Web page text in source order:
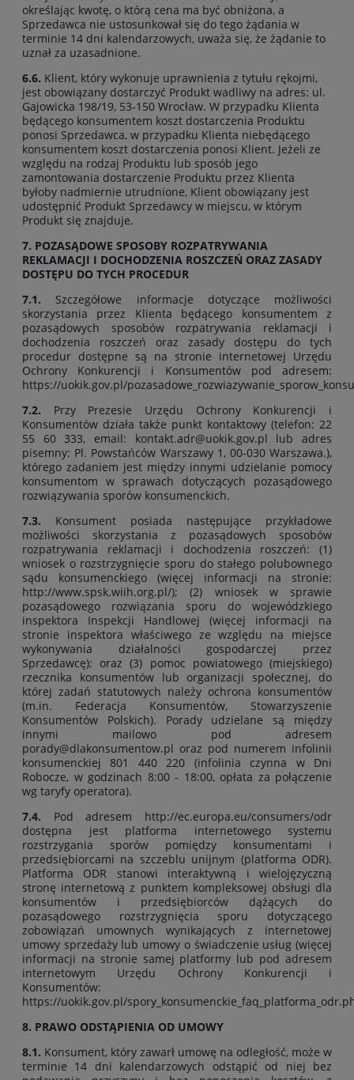
określając kwotę, o którą cena ma być obniżona, a
Sprzedawca nie ustosunkował się do tego żądania w
terminie 14 dni kalendarzowych, uważa się, że żądanie to
uznał za uzasadnione.
6.6. Klient, który wykonuje uprawnienia z tytułu rękojmi,
jest obowiązany dostarczyć Produkt wadliwy na adres: ul.
Gajowicka 198/19, 53-150 Wrocław. W przypadku Klienta
będącego konsumentem koszt dostarczenia Produktu
ponosi Sprzedawca, w przypadku Klienta niebędącego
konsumentem koszt dostarczenia ponosi Klient. Jeżeli ze
względu na rodzaj Produktu lub sposób jego
zamontowania dostarczenie Produktu przez Klienta
byłoby nadmiernie utrudnione, Klient obowiązany jest
udostępnić Produkt Sprzedawcy w miejscu, w którym
Produkt się znajduje.
7. POZASĄDOWE SPOSOBY ROZPATRYWANIA
REKLAMACJI I DOCHODZENIA ROSZCZEŃ ORAZ ZASADY
DOSTĘPU DO TYCH PROCEDUR
7.1. Szczegółowe informacje dotyczące możliwości
skorzystania przez Klienta będącego konsumentem z
pozasądowych sposobów rozpatrywania reklamacji i
dochodzenia roszczeń oraz zasady dostępu do tych
procedur dostępne są na stronie internetowej Urzędu
Ochrony Konkurencji i Konsumentów pod adresem:
https://uokik.gov.pl/
7.2. Przy Prezesie Urzędu Ochrony Konkurencji i
Konsumentów działa także punkt kontaktowy (telefon: 22
55 60 333, email: kontakt.adr@uokik.gov.pl lub adres
pisemny: Pl. Powstańców Warszawy 1, 00-030 Warszawa.),
którego zadaniem jest między innymi udzielanie pomocy
konsumentom w sprawach dotyczących pozasądowego
rozwiązywania sporów konsumenckich.
7.3. Konsument posiada następujące przykładowe
możliwości skorzystania z pozasądowych sposobów
rozpatrywania reklamacji i dochodzenia roszczeń: (1)
wniosek o rozstrzygnięcie sporu do stałego polubownego
sądu konsumenckiego (więcej informacji na stronie:
http://www.spsk.wiih.org.pl/); (2) wniosek w sprawie
pozasądowego rozwiązania sporu do wojewódzkiego
inspektora Inspekcji Handlowej (więcej informacji na
stronie inspektora właściwego ze względu na miejsce
wykonywania działalności gospodarczej przez
Sprzedawcę); oraz (3) pomoc powiatowego (miejskiego)
rzecznika konsumentów lub organizacji społecznej, do
której zadań statutowych należy ochrona konsumentów
(m.in. Federacja Konsumentów, Stowarzyszenie
Konsumentów Polskich). Porady udzielane są między
innymi mailowo pod adresem
porady@dlakonsumentow.pl oraz pod numerem infolinii
konsumenckiej 801 440 220 (infolinia czynna w Dni
Robocze, w godzinach 8:00 - 18:00, opłata za połączenie
wg taryfy operatora).
7.4. Pod adresem http://ec.europa.eu/consumers/odr
dostępna jest platforma internetowego systemu
rozstrzygania sporów pomiędzy konsumentami i
przedsiębiorcami na szczeblu unijnym (platforma ODR).
Platforma ODR stanowi interaktywną i wielojęzyczną
stronę internetową z punktem kompleksowej obsługi dla
konsumentów i przedsiębiorców dążących do
pozasądowego rozstrzygnięcia sporu dotyczącego
zobowiązań umownych wynikających z internetowej
umowy sprzedaży lub umowy o świadczenie usług (więcej
informacji na stronie samej platformy lub pod adresem
internetowym Urzędu Ochrony Konkurencji i
Konsumentów:
https://uokik.gov.pl/
8. PRAWO ODSTĄPIENIA OD UMOWY
8.1. Konsument, który zawarł umowę na odległość, może w
terminie 14 dni kalendarzowych odstąpić od niej bez